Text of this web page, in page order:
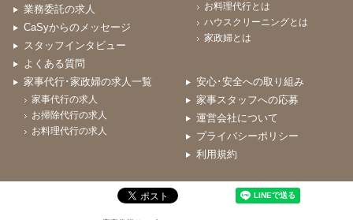
業務委託の求人
CaSyからのメッセージ
スタッフインタビュー
よくある質問
お料理代行とは
ハウスクリーニングとは
家政婦とは
家事代行･家政婦の求人一覧
家事代行の求人
お掃除代行の求人
お料理代行の求人
安心･安全への取り組み
家事スタッフへの応募
運営会社について
プライバシーポリシー
利用規約